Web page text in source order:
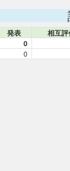
発表
相互評
0
0